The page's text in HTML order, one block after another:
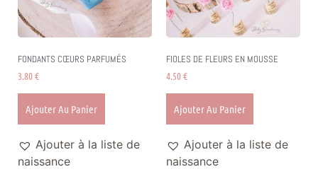
FONDANTS CŒURS PARFUMÉS
3.80€
Ajouter Au Panier
Ajouter à la liste de
naissance
FIOLES DE FLEURS EN MOUSSE
4.50€
Ajouter Au Panier
Ajouter à la liste de
naissance